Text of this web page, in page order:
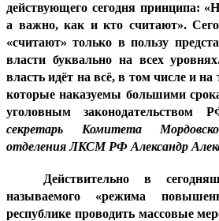
действующего сегодня принципа:
а важно, как и кто считают».
«считают» только в пользу
власти буквально на всех
власть идёт на всё, в том числе и
которые наказуемы большими
уголовным
секретарь Комитета
отделения ЛКСМ РФ Александр
Действительно в
называемого «режима
республике проводить массовые